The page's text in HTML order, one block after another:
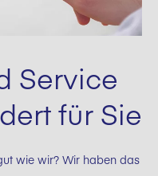
Service
für Sie
wie wir? Wir haben das